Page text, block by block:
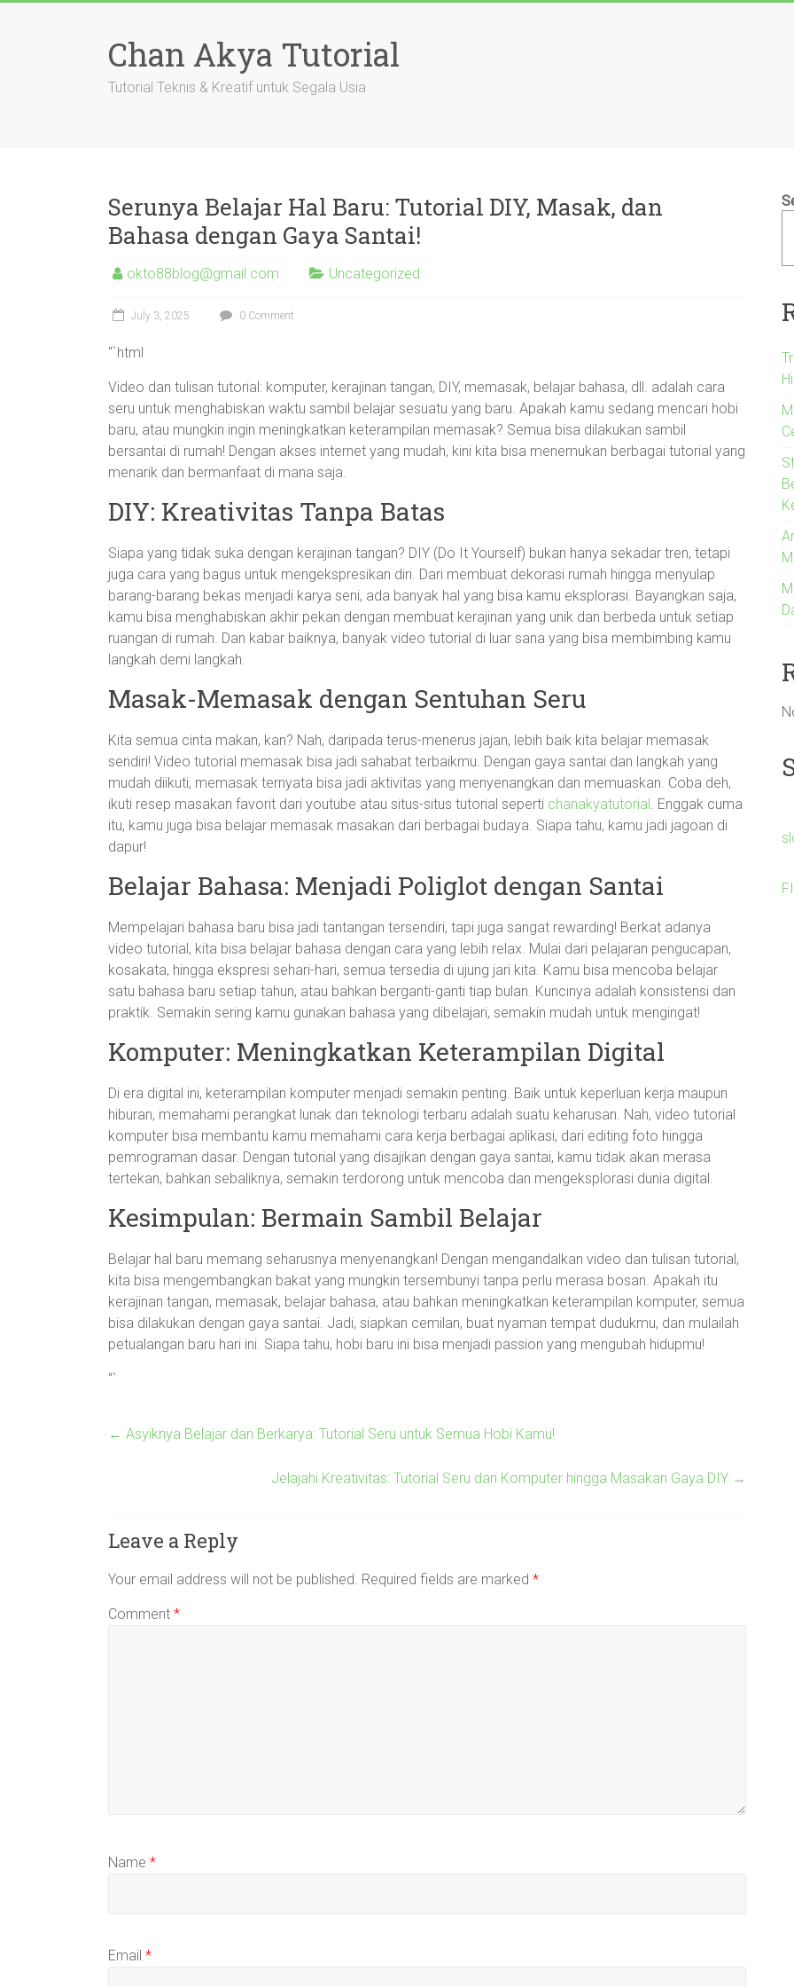
Chan Akya Tutorial
Tutorial Teknis & Kreatif untuk Segala Usia
Serunya Belajar Hal Baru: Tutorial DIY, Masak, dan
Bahasa dengan Gaya Santai!
okto88blog@gmail.com Uncategorized
July 3, 2025 0 Comment
“`html
Video dan tulisan tutorial: komputer, kerajinan tangan, DIY, memasak, belajar bahasa, dll. adalah cara
seru untuk menghabiskan waktu sambil belajar sesuatu yang baru. Apakah kamu sedang mencari hobi
baru, atau mungkin ingin meningkatkan keterampilan memasak? Semua bisa dilakukan sambil
bersantai di rumah! Dengan akses internet yang mudah, kini kita bisa menemukan berbagai tutorial yang
menarik dan bermanfaat di mana saja.
DIY: Kreativitas Tanpa Batas
Siapa yang tidak suka dengan kerajinan tangan? DIY (Do It Yourself) bukan hanya sekadar tren, tetapi
juga cara yang bagus untuk mengekspresikan diri. Dari membuat dekorasi rumah hingga menyulap
barang-barang bekas menjadi karya seni, ada banyak hal yang bisa kamu eksplorasi. Bayangkan saja,
kamu bisa menghabiskan akhir pekan dengan membuat kerajinan yang unik dan berbeda untuk setiap
ruangan di rumah. Dan kabar baiknya, banyak video tutorial di luar sana yang bisa membimbing kamu
langkah demi langkah.
Masak-Memasak dengan Sentuhan Seru
Kita semua cinta makan, kan? Nah, daripada terus-menerus jajan, lebih baik kita belajar memasak
sendiri! Video tutorial memasak bisa jadi sahabat terbaikmu. Dengan gaya santai dan langkah yang
mudah diikuti, memasak ternyata bisa jadi aktivitas yang menyenangkan dan memuaskan. Coba deh,
ikuti resep masakan favorit dari youtube atau situs-situs tutorial seperti chanakyatutorial. Enggak cuma
itu, kamu juga bisa belajar memasak masakan dari berbagai budaya. Siapa tahu, kamu jadi jagoan di
dapur!
Belajar Bahasa: Menjadi Poliglot dengan Santai
Mempelajari bahasa baru bisa jadi tantangan tersendiri, tapi juga sangat rewarding! Berkat adanya
video tutorial, kita bisa belajar bahasa dengan cara yang lebih relax. Mulai dari pelajaran pengucapan,
kosakata, hingga ekspresi sehari-hari, semua tersedia di ujung jari kita. Kamu bisa mencoba belajar
satu bahasa baru setiap tahun, atau bahkan berganti-ganti tiap bulan. Kuncinya adalah konsistensi dan
praktik. Semakin sering kamu gunakan bahasa yang dibelajari, semakin mudah untuk mengingat!
Komputer: Meningkatkan Keterampilan Digital
Di era digital ini, keterampilan komputer menjadi semakin penting. Baik untuk keperluan kerja maupun
hiburan, memahami perangkat lunak dan teknologi terbaru adalah suatu keharusan. Nah, video tutorial
komputer bisa membantu kamu memahami cara kerja berbagai aplikasi, dari editing foto hingga
pemrograman dasar. Dengan tutorial yang disajikan dengan gaya santai, kamu tidak akan merasa
tertekan, bahkan sebaliknya, semakin terdorong untuk mencoba dan mengeksplorasi dunia digital.
Kesimpulan: Bermain Sambil Belajar
Belajar hal baru memang seharusnya menyenangkan! Dengan mengandalkan video dan tulisan tutorial,
kita bisa mengembangkan bakat yang mungkin tersembunyi tanpa perlu merasa bosan. Apakah itu
kerajinan tangan, memasak, belajar bahasa, atau bahkan meningkatkan keterampilan komputer, semua
bisa dilakukan dengan gaya santai. Jadi, siapkan cemilan, buat nyaman tempat dudukmu, dan mulailah
petualangan baru hari ini. Siapa tahu, hobi baru ini bisa menjadi passion yang mengubah hidupmu!
“`
← Asyiknya Belajar dan Berkarya: Tutorial Seru untuk Semua Hobi Kamu!
Jelajahi Kreativitas: Tutorial Seru dari Komputer hingga Masakan Gaya DIY →
Leave a Reply
Your email address will not be published. Required fields are marked *
Comment *
Name *
Email *